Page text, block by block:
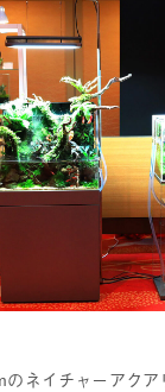
ネイチャーアクア